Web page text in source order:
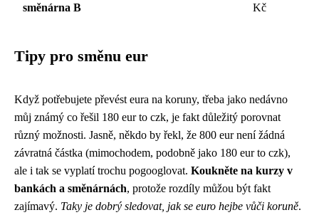
směnárna B
Kč
Tipy pro směnu eur
Když potřebujete převést eura na koruny, třeba jako nedávno
můj známý co řešil 180 eur to czk, je fakt důležitý porovnat
různý možnosti. Jasně, někdo by řekl, že 800 eur není žádná
závratná částka (mimochodem, podobně jako 180 eur to czk),
ale i tak se vyplatí trochu pogooglovat. Koukněte na kurzy v
bankách a směnárnách, protože rozdíly můžou být fakt
zajímavý. Taky je dobrý sledovat, jak se euro hejbe vůči koruně.